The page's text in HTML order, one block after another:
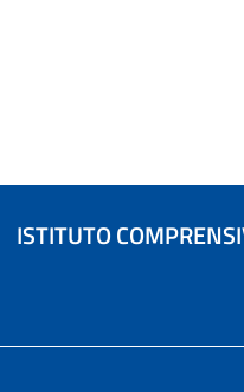
ISTITUTO